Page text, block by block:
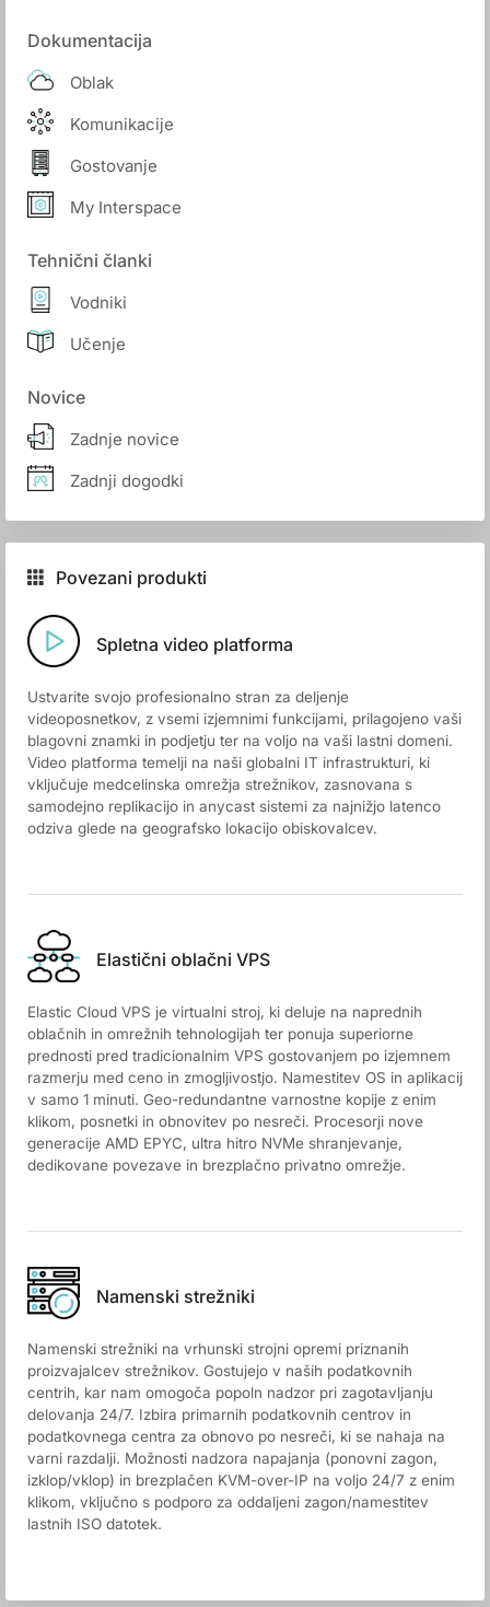
Dokumentacija
Oblak
Komunikacije
Gostovanje
My Interspace
Tehnični članki
Vodniki
Učenje
Novice
Zadnje novice
Zadnji dogodki
Povezani produkti
Spletna video platforma
Ustvarite svojo profesionalno stran za deljenje
videoposnetkov, z vsemi izjemnimi funkcijami, prilagojeno vaši
blagovni znamki in podjetju ter na voljo na vaši lastni domeni.
Video platforma temelji na naši globalni IT infrastrukturi, ki
vključuje medcelinska omrežja strežnikov, zasnovana s
samodejno replikacijo in anycast sistemi za najnižjo latenco
odziva glede na geografsko lokacijo obiskovalcev.
Elastični oblačni VPS
Elastic Cloud VPS je virtualni stroj, ki deluje na naprednih
oblačnih in omrežnih tehnologijah ter ponuja superiorne
prednosti pred tradicionalnim VPS gostovanjem po izjemnem
razmerju med ceno in zmogljivostjo. Namestitev OS in aplikacij
v samo 1 minuti. Geo-redundantne varnostne kopije z enim
klikom, posnetki in obnovitev po nesreči. Procesorji nove
generacije AMD EPYC, ultra hitro NVMe shranjevanje,
dedikovane povezave in brezplačno privatno omrežje.
Namenski strežniki
Namenski strežniki na vrhunski strojni opremi priznanih
proizvajalcev strežnikov. Gostujejo v naših podatkovnih
centrih, kar nam omogoča popoln nadzor pri zagotavljanju
delovanja 24/7. Izbira primarnih podatkovnih centrov in
podatkovnega centra za obnovo po nesreči, ki se nahaja na
varni razdalji. Možnosti nadzora napajanja (ponovni zagon,
izklop/vklop) in brezplačen KVM-over-IP na voljo 24/7 z enim
klikom, vključno s podporo za oddaljeni zagon/namestitev
lastnih ISO datotek.